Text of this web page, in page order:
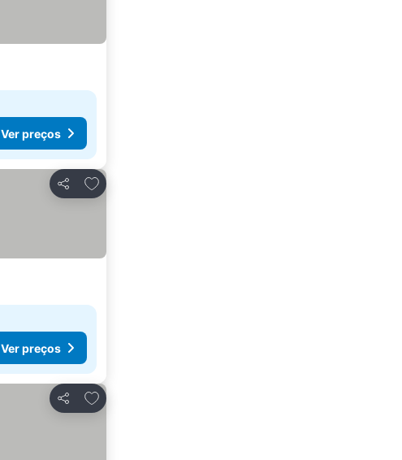
Ver preços
Partilhar
Adicionar aos favoritos
Ver preços
Partilhar
Adicionar aos favoritos